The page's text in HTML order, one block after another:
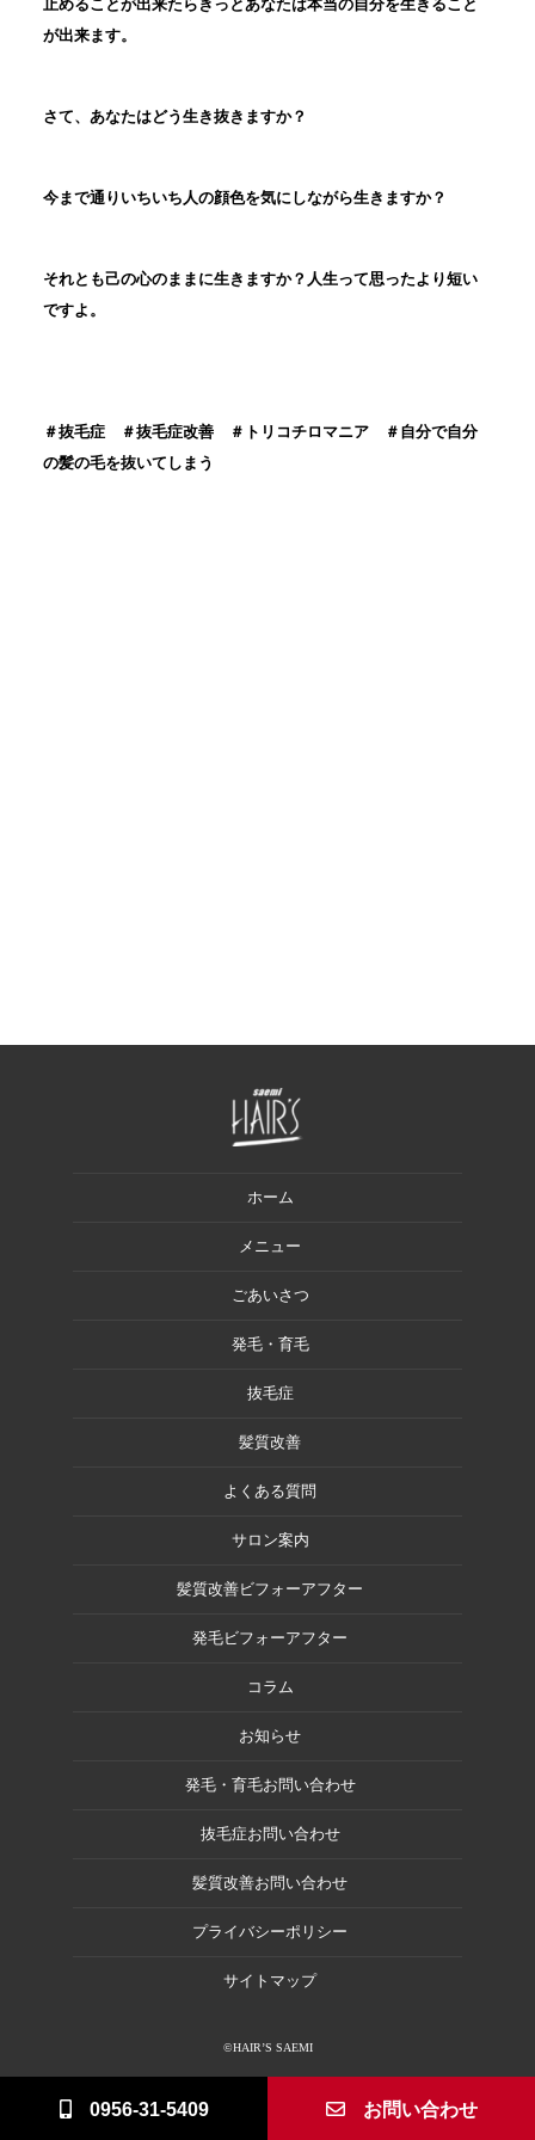
止めることが出来たらきっとあなたは本当の自分を生きること
が出来ます。
さて、あなたはどう生き抜きますか？
今まで通りいちいち人の顔色を気にしながら生きますか？
それとも己の心のままに生きますか？人生って思ったより短い
ですよ。
＃抜毛症 ＃抜毛症改善 ＃トリコチロマニア ＃自分で自分
の髪の毛を抜いてしまう
0956-31-5409 お問い合わせ
ホーム
メニュー
ごあいさつ
発毛・育毛
抜毛症
髪質改善
よくある質問
サロン案内
髪質改善ビフォーアフター
発毛ビフォーアフター
コラム
お知らせ
発毛・育毛お問い合わせ
抜毛症お問い合わせ
髪質改善お問い合わせ
プライバシーポリシー
サイトマップ
©HAIR’S SAEMI